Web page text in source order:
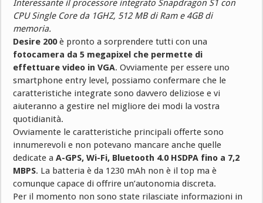
Interessante il processore integrato Snapdragon S1 con
CPU Single Core da 1GHZ, 512 MB di Ram e 4GB di
memoria.
Desire 200è pronto a sorprendere tutti con una
fotocamera da 5 megapixel che permette di
effettuare video in VGA. Ovviamente per essere uno
smartphone entry level, possiamo confermare che le
caratteristiche integrate sono davvero deliziose e vi
aiuteranno a gestire nel migliore dei modi la vostra
quotidianità.
Ovviamente le caratteristiche principali offerte sono
innumerevoli e non potevano mancare anche quelle
dedicate aA-GPS, Wi-Fi, Bluetooth 4.0 HSDPA fino a 7,2
MBPS. La batteria è da 1230 mAh non è il top ma è
comunque capace di offrire un’autonomia discreta.
Per il momento non sono state rilasciate informazioni in